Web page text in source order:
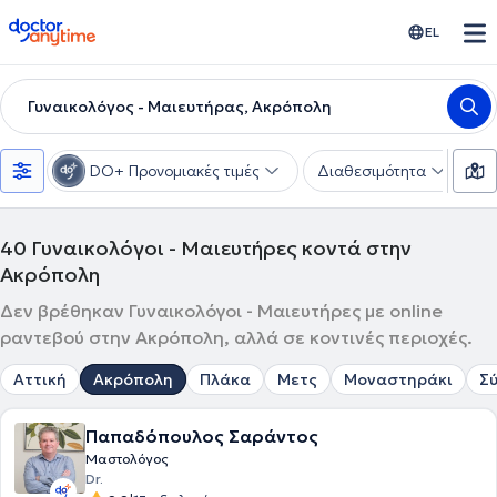
doctoranytime EL
Γυναικολόγος - Μαιευτήρας, Ακρόπολη
DO+ Προνομιακές τιμές Διαθεσιμότητα
40 Γυναικολόγοι - Μαιευτήρες κοντά στην
Ακρόπολη
Δεν βρέθηκαν Γυναικολόγοι - Μαιευτήρες με online
ραντεβού στην Ακρόπολη, αλλά σε κοντινές περιοχές.
Αττική Ακρόπολη Πλάκα Μετς Μοναστηράκι
Παπαδόπουλος Σαράντος
Μαστολόγος
Dr.